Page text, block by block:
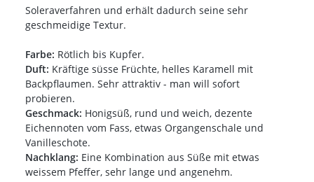
Soleraverfahren und erhält dadurch seine sehr
geschmeidige Textur.
Farbe: Rötlich bis Kupfer.
Duft: Kräftige süsse Früchte, helles Karamell mit
Backpflaumen. Sehr attraktiv - man will sofort
probieren.
Geschmack: Honigsüß, rund und weich, dezente
Eichennoten vom Fass, etwas Organgenschale und
Vanilleschote.
Nachklang: Eine Kombination aus Süße mit etwas
weissem Pfeffer, sehr lange und angenehm.